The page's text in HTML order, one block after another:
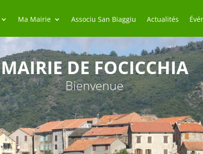
Ma Mairie Associu San Biaggiu Actualités
MAIRIE DE FOCICCHIA
Bienvenue